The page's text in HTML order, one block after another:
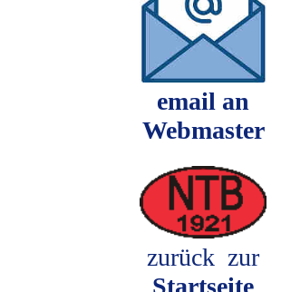
email an
Webmaster
zurück zur
Startseite